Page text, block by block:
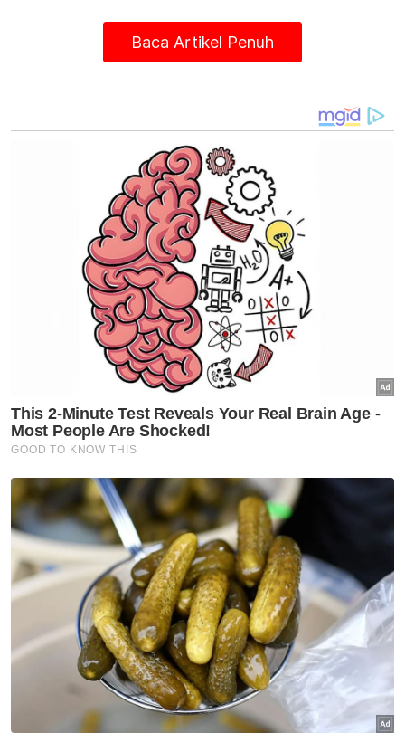
Untuk rekod, Baim dan Paula telah mengikat tali
pertunangan pada 21 Julai lalu di Balemong
Artikel Berkaitan:
Hairul Azreen umum bersara jadi pelakon
Kes Ebit Lew: 8 gambar diekstrak daripada telefon
Firdaus Wong
Anwar perjelas isu bawa lelaki Indonesia ke Kedah
Muat turun aplikasi Sinar Harian.Klik di sini!
Harap bantu kajian selidik kami dan
dapatkan baucar tunai.
Apakah jantina anda?
Lelaki
Artikel Disyorkan
HIBURAN
'Muzikal Moyang Salleh' teater
Baca Artikel Penuh